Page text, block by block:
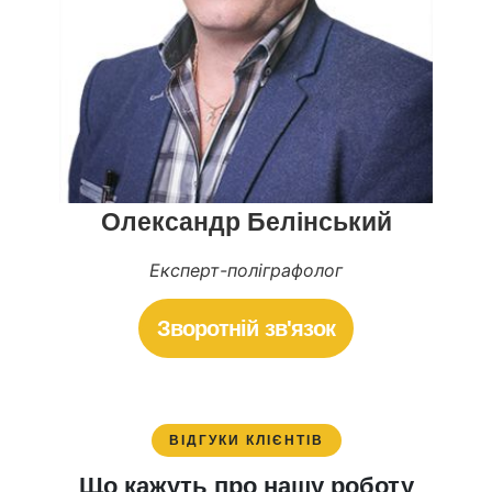
На чому ґрунтується
метод: як працює сучасний
детектор брехні
Ключовий принцип роботи поліграфа
сформульований просто: прилад не «читає думки»
Олександр Белінський
Експерт-поліграфолог
Зворотній зв'язок
ВІДГУКИ КЛІЄНТІВ
Що кажуть про нашу роботу